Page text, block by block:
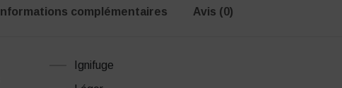
Informations complémentaires Avis (0)
Ignifuge